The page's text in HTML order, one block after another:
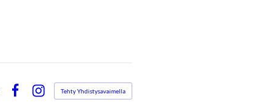
Instagram
Tehty Yhdistysavaimella